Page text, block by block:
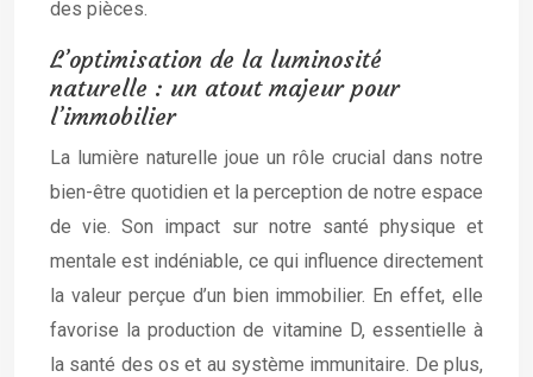
des pièces.
L’optimisation de la luminosité
naturelle : un atout majeur pour
l’immobilier
La lumière naturelle joue un rôle crucial dans notre
bien-être quotidien et la perception de notre espace
de vie. Son impact sur notre santé physique et
mentale est indéniable, ce qui influence directement
la valeur perçue d’un bien immobilier. En effet, elle
favorise la production de vitamine D, essentielle à
la santé des os et au système immunitaire. De plus,